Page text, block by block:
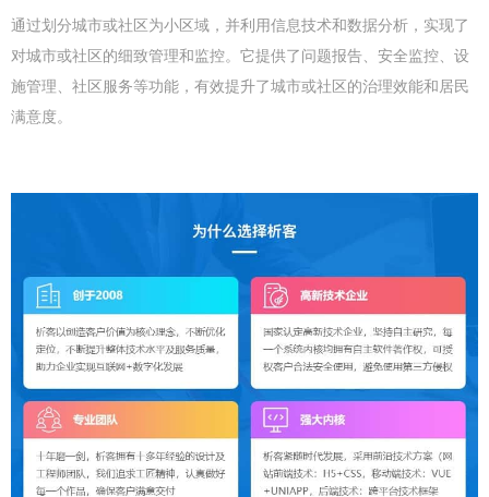
通过划分城市或社区为小区域，并利用信息技术和数据分析，实现了
对城市或社区的细致管理和监控。它提供了问题报告、安全监控、设
施管理、社区服务等功能，有效提升了城市或社区的治理效能和居民
满意度。